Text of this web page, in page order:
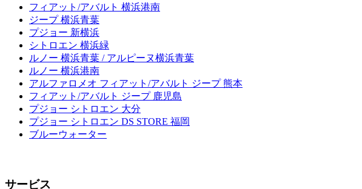
フィアット/アバルト 横浜港南
ジープ 横浜青葉
プジョー 新横浜
シトロエン 横浜緑
ルノー 横浜青葉 / アルピーヌ横浜青葉
ルノー 横浜港南
アルファロメオ フィアット/アバルト ジープ 熊本
フィアット/アバルト ジープ 鹿児島
プジョー シトロエン 大分
プジョー シトロエン DS STORE 福岡
ブルーウォーター
サービス